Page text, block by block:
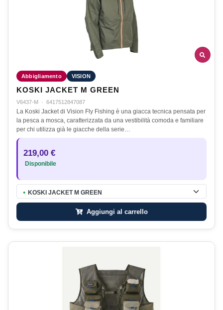
Abbigliamento VISION
KOSKI JACKET M GREEN
V6437-M · 6417512847087
La Koski Jacket di Vision Fly Fishing è una giacca tecnica pensata per
la pesca a mosca, caratterizzata da una vestibilità comoda e familiare
per chi utilizza già le giacche della serie…
219,00 €
Disponibile
● KOSKI JACKET M GREEN
Aggiungi al carrello